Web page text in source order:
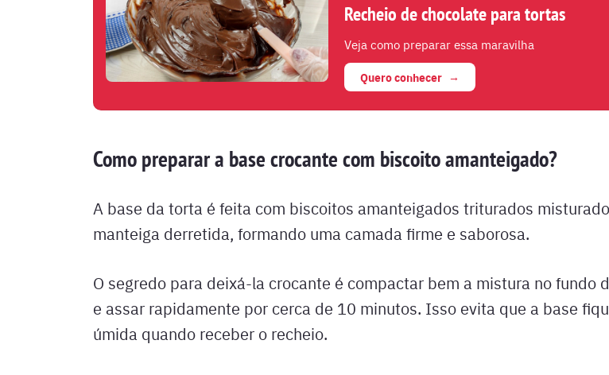
Recheio de chocolate para tortas
Veja como preparar essa maravilha
Quero conhecer
Como preparar a base crocante com biscoito amanteigado?
A base da torta é feita com biscoitos amanteigados triturados
manteiga derretida, formando uma camada firme e saborosa.
O segredo para deixá-la crocante é compactar bem a mistura no fundo
e assar rapidamente por cerca de 10 minutos. Isso evita que a base
úmida quando receber o recheio.